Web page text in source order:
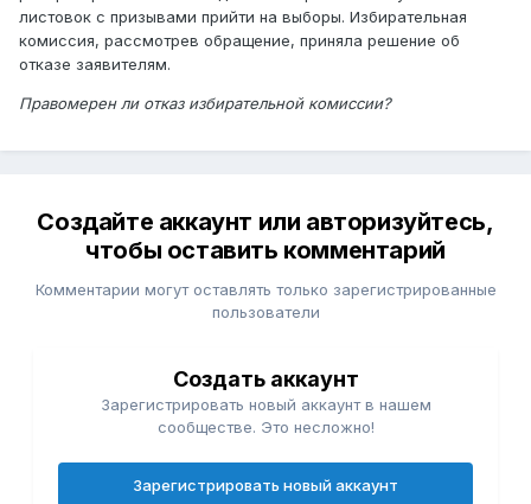
листовок с призывами прийти на выборы. Избирательная
комиссия, рассмотрев обращение, приняла решение об
отказе заявителям.
Правомерен ли отказ избирательной комиссии?
Создайте аккаунт или авторизуйтесь,
чтобы оставить комментарий
Комментарии могут оставлять только зарегистрированные
пользователи
Создать аккаунт
Зарегистрировать новый аккаунт в нашем
сообществе. Это несложно!
Зарегистрировать новый аккаунт